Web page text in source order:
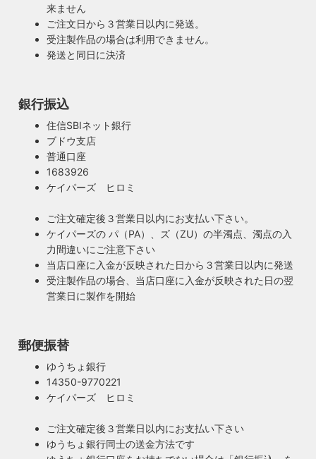
来ません
ご注文日から３営業日以内に発送。
受注製作品の場合は利用できません。
発送と同日に決済
銀行振込
住信SBIネット銀行
ブドウ支店
普通口座
1683926
ケイパーズ ヒロミ
ご注文確定後３営業日以内にお支払い下さい。
ケイパーズの パ（PA）、ズ（ZU）の半濁点、濁点の入
力間違いにご注意下さい
当店口座に入金が反映された日から３営業日以内に発送
受注製作品の場合、当店口座に入金が反映された日の翌
営業日に製作を開始
郵便振替
ゆうちょ銀行
14350-9770221
ケイパーズ ヒロミ
ご注文確定後３営業日以内にお支払い下さい
ゆうちょ銀行同士の送金方法です